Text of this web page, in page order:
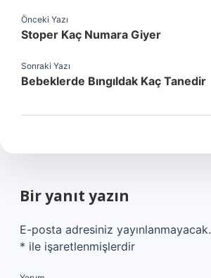
Önceki Yazı
Stoper Kaç Numara Giyer
Sonraki Yazı
Bebeklerde Bıngıldak Kaç Tanedir
Bir yanıt yazın
E-posta adresiniz yayınlanmayacak.
* ile işaretlenmişlerdir